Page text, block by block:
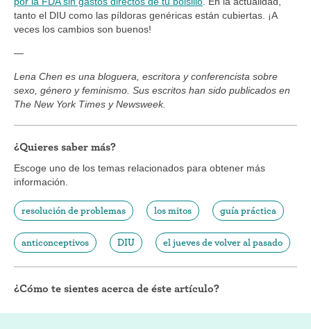
tanto el DIU como las píldoras genéricas están cubiertas. ¡A
veces los cambios son buenos!
—
Lena Chen es una bloguera, escritora y conferencista sobre
sexo, género y feminismo. Sus escritos han sido publicados en
The New York Times y Newsweek.
¿Quieres saber más?
Escoge uno de los temas relacionados para obtener más
información.
resolución de problemas los mitos guía práctica
anticonceptivos DIU el jueves de volver al pasado
¿Cómo te sientes acerca de éste artículo?